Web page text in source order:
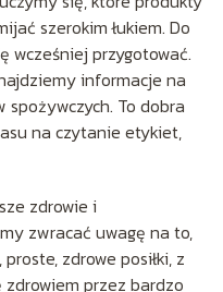
szerokim łukiem. Do
wcześniej przygotować.
informacje na
To dobra
na czytanie etykiet,
zdrowie i
zwracać uwagę na to,
zdrowe posiłki, z
przez bardzo